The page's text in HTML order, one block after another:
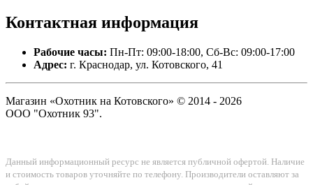
Контактная информация
Рабочие часы: Пн-Пт: 09:00-18:00, Сб-Вс: 09:00-17:00
Адрес: г. Краснодар, ул. Котовского, 41
Магазин «Охотник на Котовского» © 2014 - 2026
ООО "Охотник 93".
Данный информационный ресурс не является публичной офертой. Наличие
и стоимость товаров уточняйте по телефону. Производители оставляют за